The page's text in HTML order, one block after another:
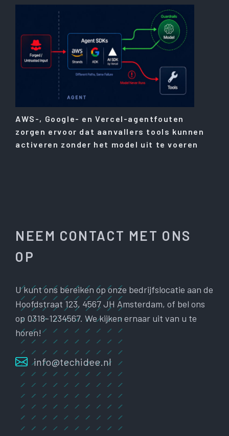
AWS-, Google- en Vercel-agentfouten
zorgen ervoor dat aanvallers tools kunnen
activeren zonder het model uit te voeren
NEEM CONTACT MET ONS
OP
U kunt ons bereiken op onze bedrijfslocatie aan de
Hoofdstraat 123, 4567 JH Amsterdam, of bel ons
op 0318-1234567. We kijken ernaar uit van u te
horen!
info@techidee.nl